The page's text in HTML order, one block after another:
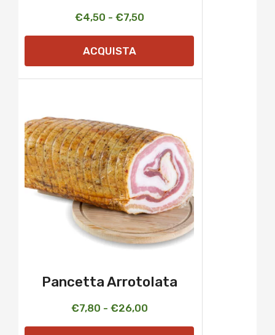
€4,50 - €7,50Fascia
di
€7,50
ACQUISTA
Pancetta Arrotolata
€7,80 - €26,00Fascia
di